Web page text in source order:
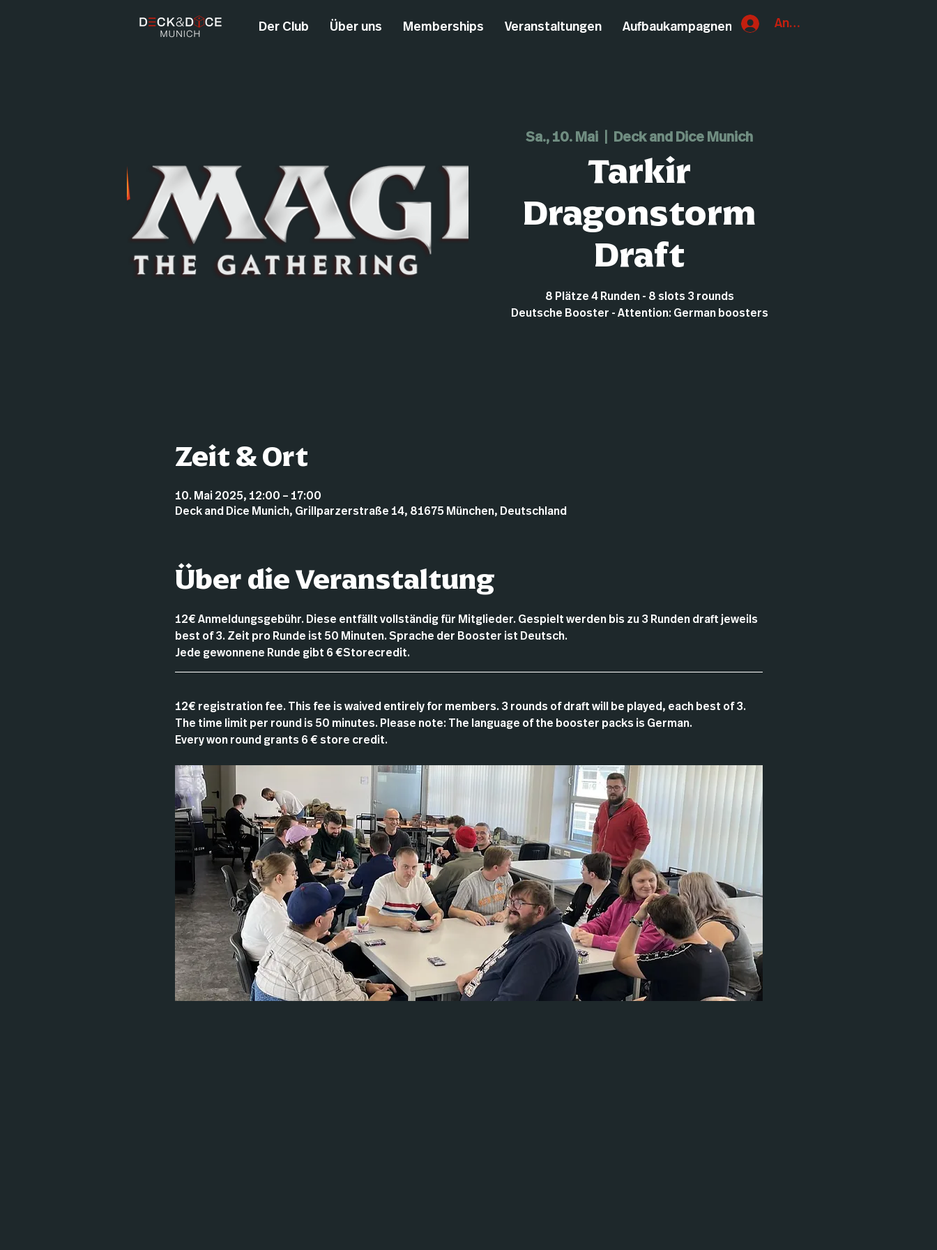
Der Club Über uns Memberships Veranstaltungen Aufbaukampagnen Anmelden
Sa., 10. Mai Deck and Dice Munich
Tarkir
Dragonstorm
Draft
8 Plätze 4 Runden - 8 slots 3 rounds
Deutsche Booster - Attention: German boosters
Zeit & Ort
10. Mai 2025, 12:00 – 17:00
Deck and Dice Munich, Grillparzerstraße 14, 81675 München, Deutschland
Über die Veranstaltung
12€ Anmeldungsgebühr. Diese entfällt vollständig für Mitglieder. Gespielt werden bis zu 3 Runden draft jeweils
best of 3. Zeit pro Runde ist 50 Minuten. Sprache der Booster ist Deutsch.
Jede gewonnene Runde gibt 6 €Storecredit.
12€ registration fee. This fee is waived entirely for members. 3 rounds of draft will be played, each best of 3.
The time limit per round is 50 minutes. Please note: The language of the booster packs is German.
Every won round grants 6 € store credit.